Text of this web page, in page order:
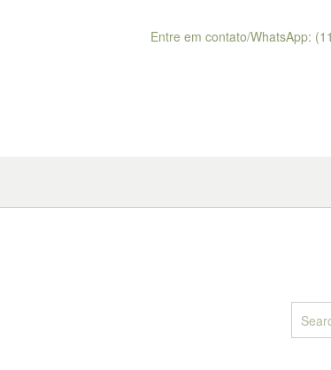
Entre em contato/WhatsApp: